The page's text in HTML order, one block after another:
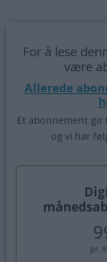
For å lese
være
Allerede
Et abonnement
og vi har
pr.